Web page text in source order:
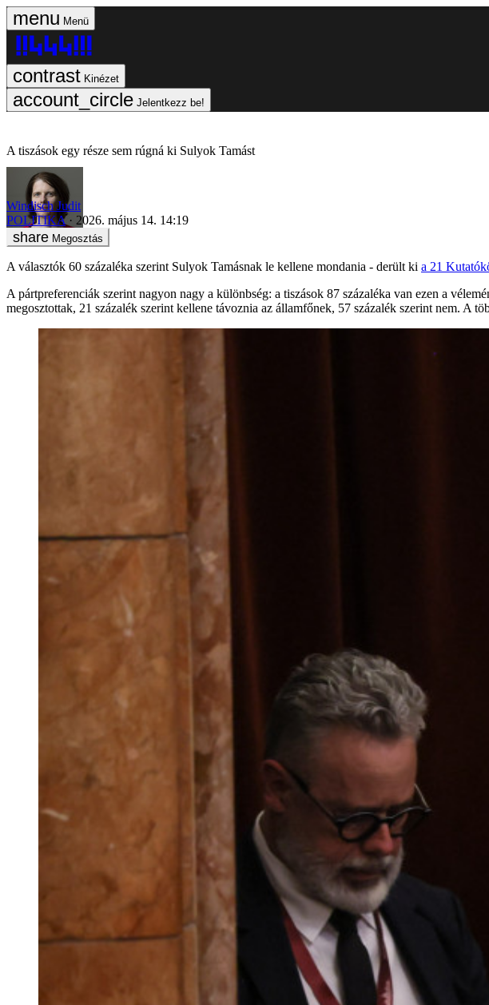
Menü
Kinézet
Jelentkezz be!
A tiszások egy része sem rúgná ki Sulyok Tamást
Windisch Judit
POLITIKA
2026. május 14. 14:19
Megosztás
A választók 60 százaléka szerint Sulyok Tamásnak le kellene mondania - derült ki a 21
A pártpreferenciák szerint nagyon nagy a különbség: a tiszások 87 százaléka van ezen a
megosztottak, 21 százalék szerint kellene távoznia az államfőnek, 57 százalék szerint nem. A